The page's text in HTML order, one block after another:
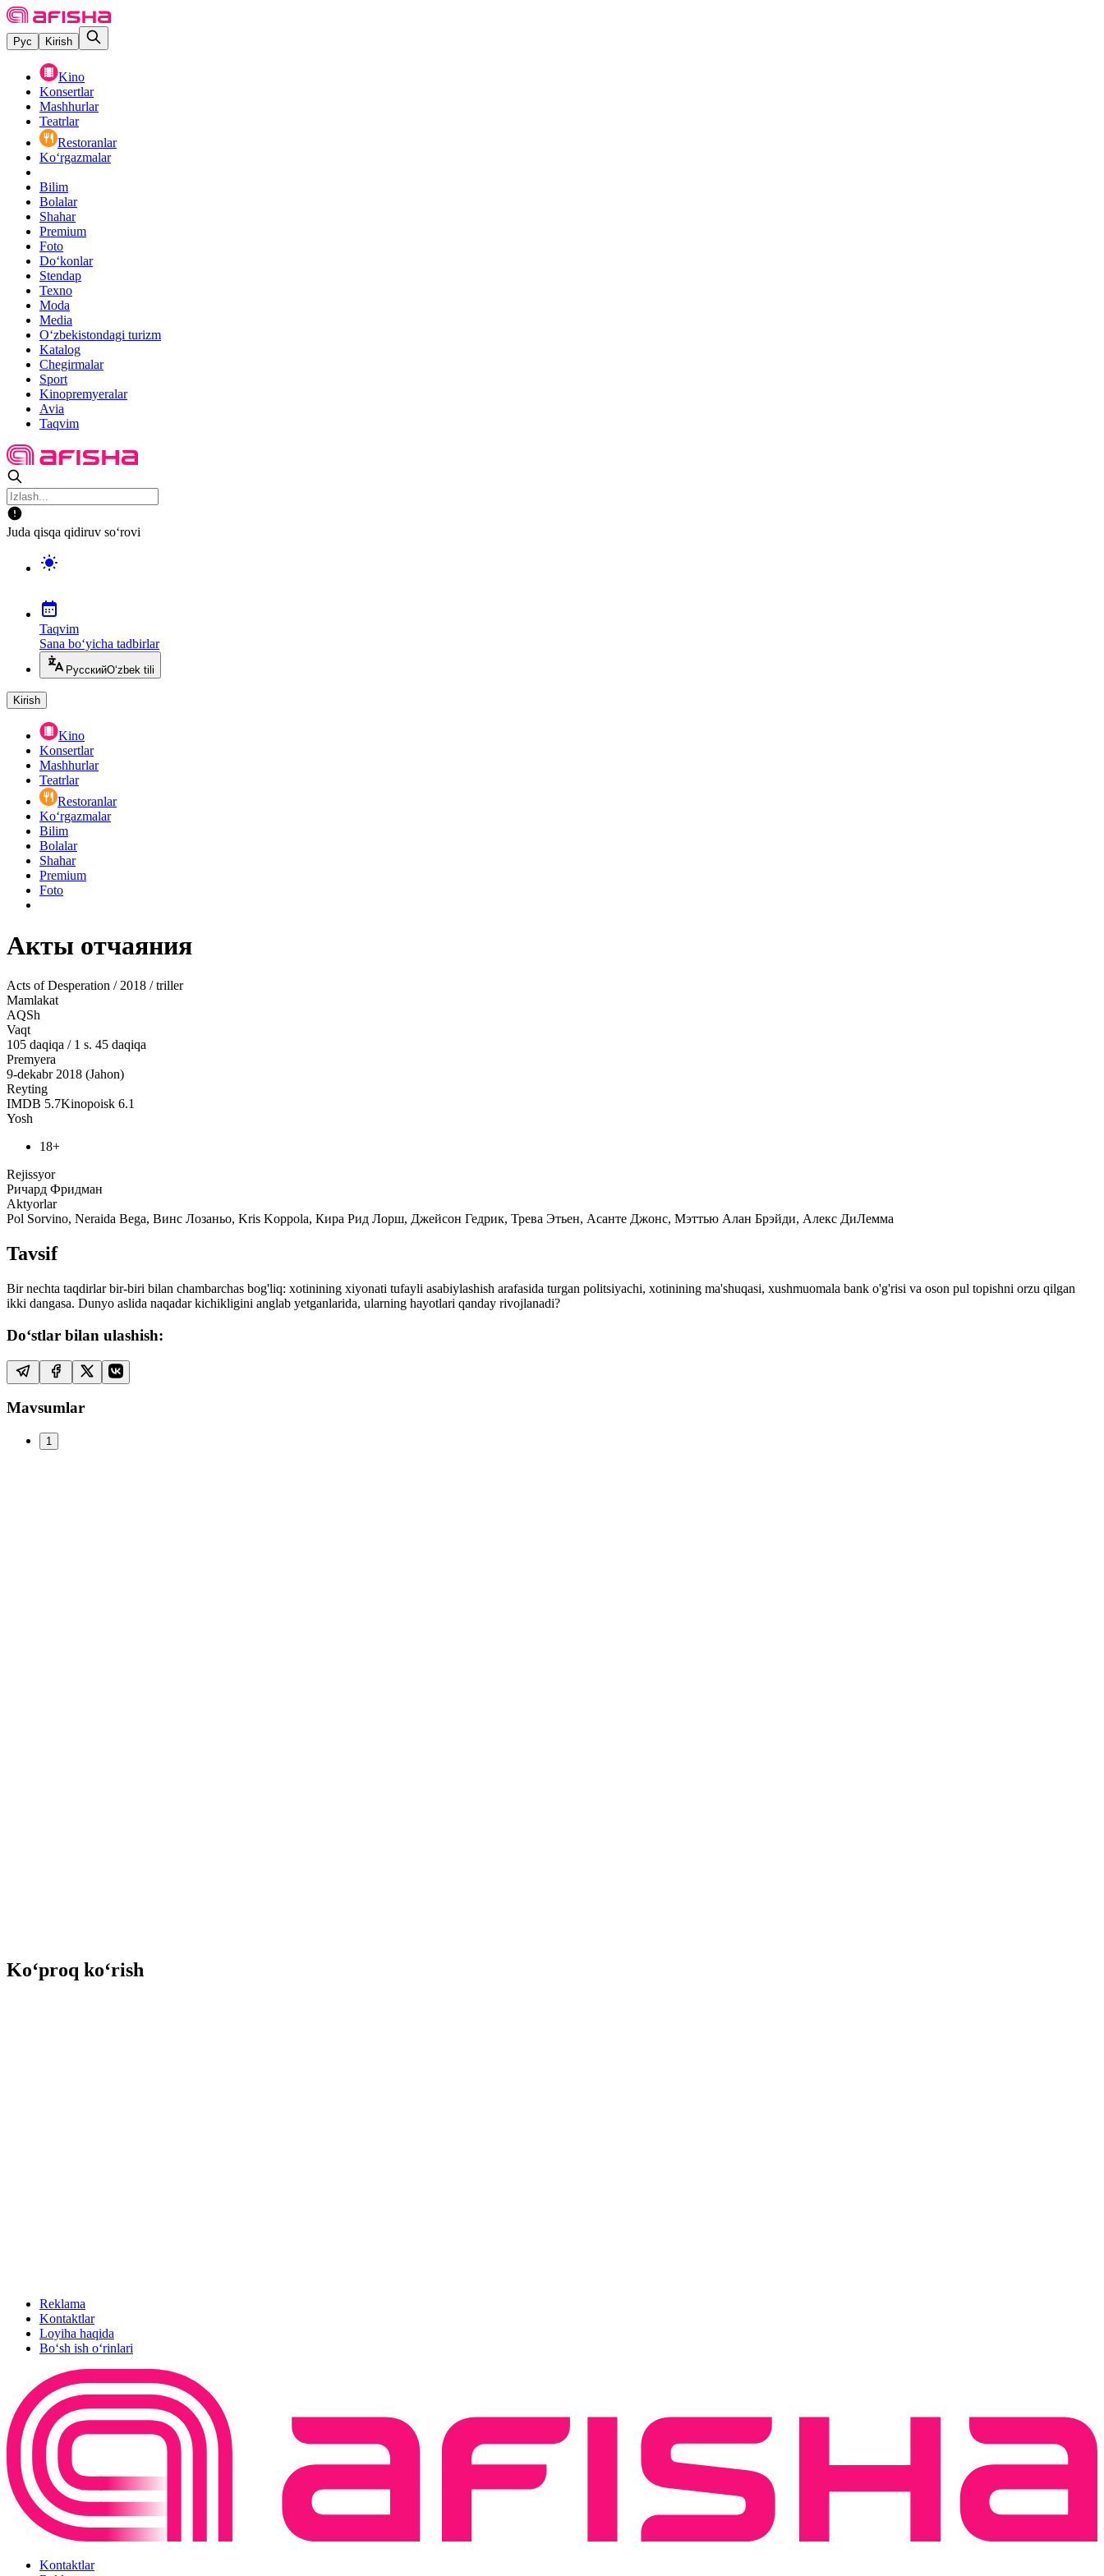
Рус Kirish
Kino
Konsertlar
Mashhurlar
Teatrlar
Restoranlar
Ko‘rgazmalar
Bilim
Bolalar
Shahar
Premium
Foto
Do‘konlar
Stendap
Texno
Moda
Media
O‘zbekistondagi turizm
Katalog
Chegirmalar
Sport
Kinopremyeralar
Avia
Taqvim
Juda qisqa qidiruv so‘rovi
Taqvim
Sana bo‘yicha tadbirlar
РусскийO‘zbek tili
Kirish
Kino
Konsertlar
Mashhurlar
Teatrlar
Restoranlar
Ko‘rgazmalar
Bilim
Bolalar
Shahar
Premium
Foto
Акты отчаяния
Acts of Desperation / 2018 / triller
Mamlakat
AQSh
Vaqt
105 daqiqa / 1 s. 45 daqiqa
Premyera
9-dekabr 2018 (Jahon)
Reyting
IMDB 5.7Kinopoisk 6.1
Yosh
18+
Rejissyor
Ричард Фридман
Aktyorlar
Pol Sorvino, Neraida Bega, Винс Лозаньо, Kris Koppola, Кира Рид Лорш, Джейсон Гедрик, Трева Этьен, Асанте Джонс, Мэттью Алан Брэйди, Алекс ДиЛемма
Tavsif
Bir nechta taqdirlar bir-biri bilan chambarchas bog'liq: xotinining xiyonati tufayli asabiylashish arafasida turgan politsiyachi, xotinining ma'shuqasi, xushmuomala bank o'g'risi va oson pul topishni orzu qilgan
ikki dangasa. Dunyo aslida naqadar kichikligini anglab yetganlarida, ularning hayotlari qanday rivojlanadi?
Do‘stlar bilan ulashish:
Mavsumlar
1
Ko‘proq ko‘rish
Reklama
Kontaktlar
Loyiha haqida
Bo‘sh ish o‘rinlari
Kontaktlar